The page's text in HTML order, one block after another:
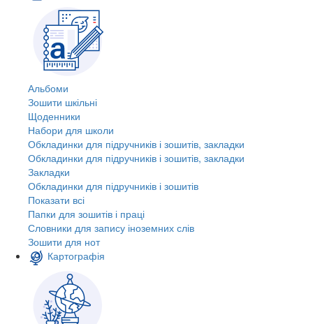
Альбоми
Зошити шкільні
Щоденники
Набори для школи
Обкладинки для підручників і зошитів, закладки
Обкладинки для підручників і зошитів, закладки
Закладки
Обкладинки для підручників і зошитів
Показати всі
Папки для зошитів і праці
Словники для запису іноземних слів
Зошити для нот
Картографія